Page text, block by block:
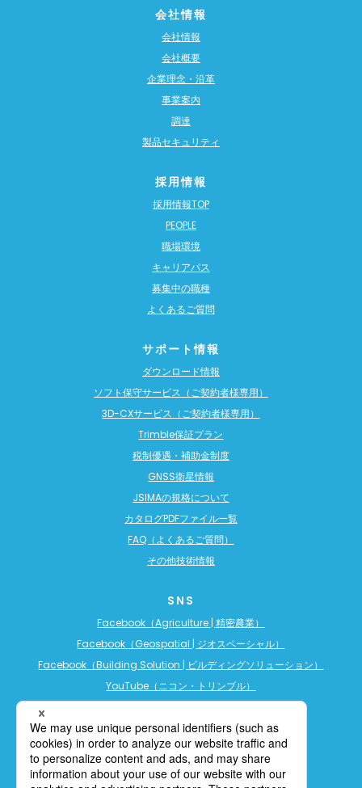
会社情報
会社情報
会社概要
企業理念・沿革
事業案内
調達
製品セキュリティ
採用情報
採用情報TOP
PEOPLE
職場環境
キャリアパス
募集中の職種
よくあるご質問
サポート情報
ダウンロード情報
ソフト保守サービス（ご契約者様専用）
3D-CXサービス（ご契約者様専用）
Trimble保証プラン
税制優遇・補助金制度
GNSS衛星情報
JSIMAの規格について
カタログPDFファイル一覧
FAQ（よくあるご質問）
その他技術情報
SNS
Facebook（Agriculture | 精密農業）
Facebook（Geospatial | ジオスペーシャル）
Facebook（Building Solution | ビルディングソリューション）
YouTube（ニコン・トリンブル）
YouTube（ビルディングソリューション）
LINE公式アカウント（精密農業）